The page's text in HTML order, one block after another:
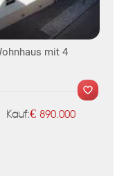
mit 4
Kauf:€ 890.000